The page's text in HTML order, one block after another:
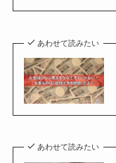
あわせて読みたい
あわせて読みたい